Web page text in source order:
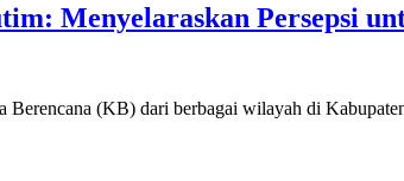
Menyelaraskan Persepsi
Berencana (KB) dari berbagai wilayah di